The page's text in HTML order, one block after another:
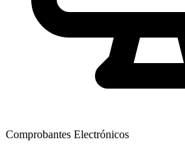
Comprobantes Electrónicos